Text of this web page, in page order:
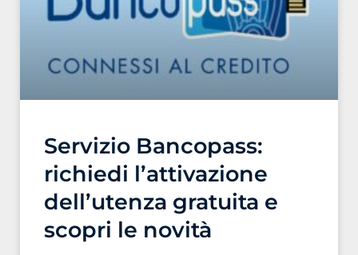
Servizio Bancopass:
richiedi l’attivazione
dell’utenza gratuita e
scopri le novità